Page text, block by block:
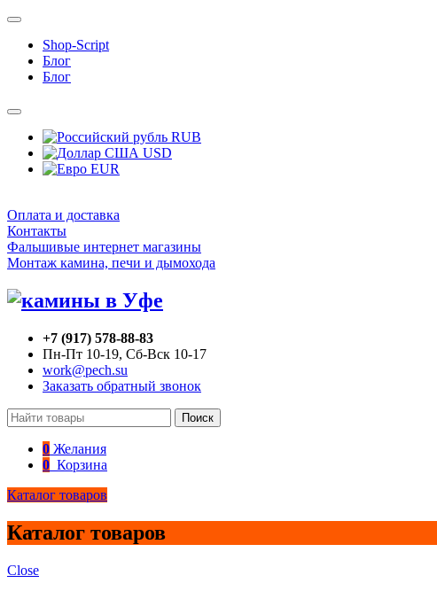
Shop-Script
Блог
Блог
RUB
USD
EUR
Оплата и доставка
Контакты
Фальшивые интернет магазины
Монтаж камина, печи и дымохода
+7 (917) 578-88-83
Пн-Пт 10-19, Сб-Вск 10-17
work@pech.su
Заказать обратный звонок
Поиск
0 Желания
0 Корзина
Каталог товаров
Каталог товаров
Close